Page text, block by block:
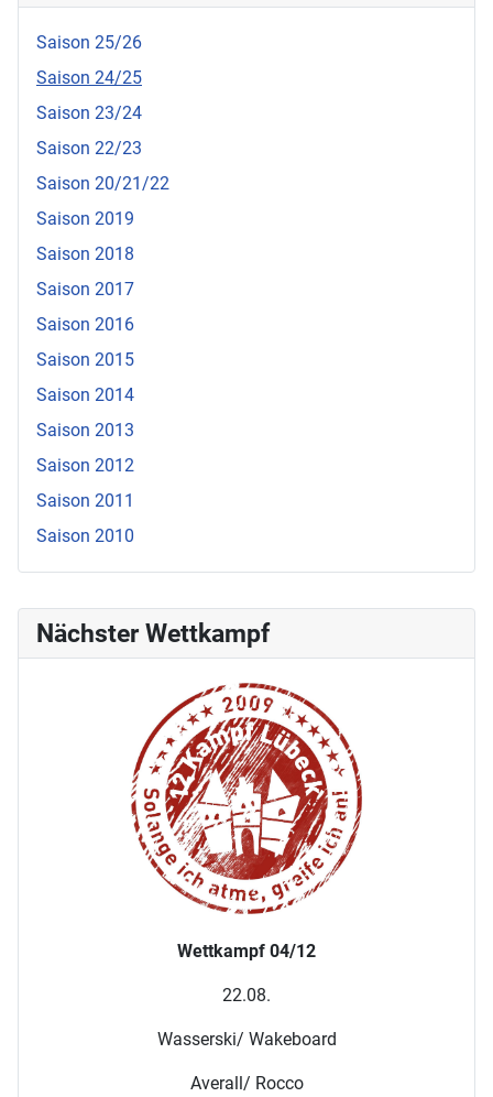
Nächster Wettkampf
Wettkampf 04/12
22.08.
Wasserski/ Wakeboard
Averall/ Rocco
Saison 25/26
Saison 24/25
Saison 23/24
Saison 22/23
Saison 20/21/22
Saison 2019
Saison 2018
Saison 2017
Saison 2016
Saison 2015
Saison 2014
Saison 2013
Saison 2012
Saison 2011
Saison 2010